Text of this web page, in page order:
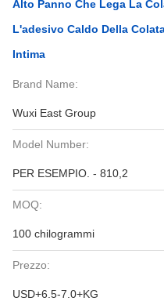
Alto Panno Che Lega La
L'adesivo Caldo Della
Intima
Brand Name:
Wuxi East Group
Model Number:
PER ESEMPIO. - 810,2
MOQ:
100 chilogrammi
Prezzo:
USD+6.5-7.0+KG